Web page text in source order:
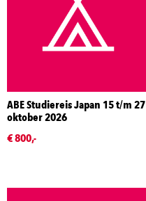
ABE Studiereis Japan 15 t/m 27
oktober 2026
€ 800,-